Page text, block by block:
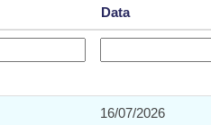
Data
16/07/2026